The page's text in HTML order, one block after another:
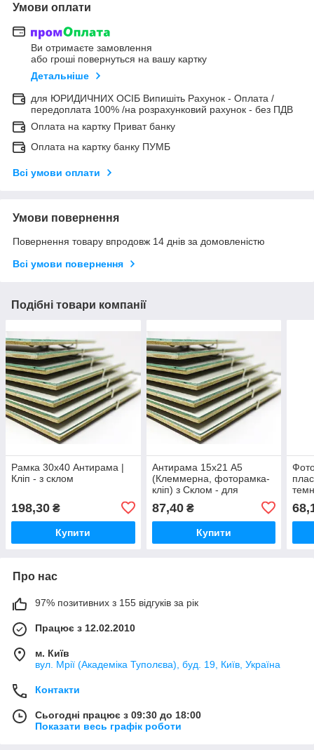
Умови оплати
Ви отримаєте замовлення
або гроші повернуться на вашу картку
Детальніше
для ЮРИДИЧНИХ ОСІБ Випишіть Рахунок - Оплата /
передоплата 100% /на розрахунковий рахунок - без ПДВ
Оплата на картку Приват банку
Оплата на картку банку ПУМБ
Всі умови оплати
Умови повернення
Повернення товару впродовж 14 днів за домовленістю
Всі умови повернення
Подібні товари компанії
Рамка 30х40 Антирама |
Кліп - з склом
198,30 ₴
Купити
Антирама 15х21 А5
(Клеммерна, фоторамка-
кліп) з Склом - для
87,40₴
Купити
Про нас
97% позитивних з 155 відгуків за рік
Працює з 12.02.2010
м. Київ
вул. Мрії (Академіка Туполєва), буд. 19, Київ, Україна
Контакти
Сьогодні працює з 09:30 до 18:00
Показати весь графік роботи